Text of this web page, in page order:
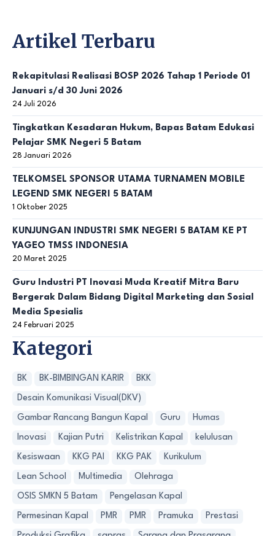
Artikel Terbaru
Rekapitulasi Realisasi BOSP 2026 Tahap 1 Periode 01
Januari s/d 30 Juni 2026
24 Juli 2026
Tingkatkan Kesadaran Hukum, Bapas Batam Edukasi
Pelajar SMK Negeri 5 Batam
28 Januari 2026
TELKOMSEL SPONSOR UTAMA TURNAMEN MOBILE
LEGEND SMK NEGERI 5 BATAM
1 Oktober 2025
KUNJUNGAN INDUSTRI SMK NEGERI 5 BATAM KE PT
YAGEO TMSS INDONESIA
20 Maret 2025
Guru Industri PT Inovasi Muda Kreatif Mitra Baru
Bergerak Dalam Bidang Digital Marketing dan Sosial
Media Spesialis
24 Februari 2025
Kategori
BK BK-BIMBINGAN KARIR BKK
Desain Komunikasi Visual(DKV)
Gambar Rancang Bangun Kapal Guru Humas
Inovasi Kajian Putri Kelistrikan Kapal kelulusan
Kesiswaan KKG PAI KKG PAK Kurikulum
Lean School Multimedia Olehraga
OSIS SMKN 5 Batam Pengelasan Kapal
Permesinan Kapal PMR PMR Pramuka Prestasi